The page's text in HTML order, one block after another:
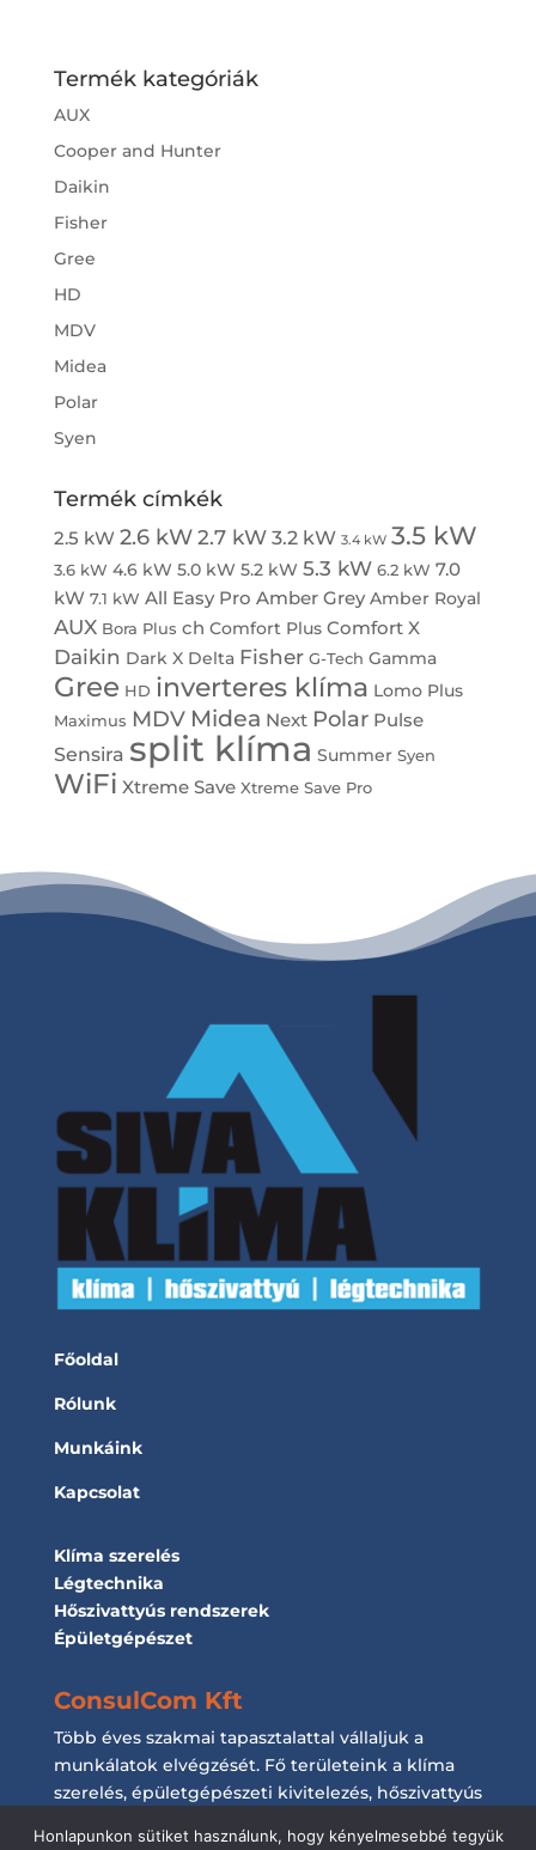
Termék kategóriák
AUX
Cooper and Hunter
Daikin
Fisher
Gree
HD
MDV
Midea
Polar
Syen
Termék címkék
2.5 kW 2.6 kW 2.7 kW 3.2 kW 3.4 kW 3.5 kW
3.6 kW 4.6 kW 5.0 kW 5.2 kW 5.3 kW 6.2 kW 7.0
kW 7.1 kW All Easy Pro Amber Grey Amber Royal
AUX Bora Plus ch Comfort Plus Comfort X
Daikin Dark X Delta Fisher G-Tech Gamma
Gree HD inverteres klíma Lomo Plus
Maximus MDV Midea Next Polar Pulse
Sensira split klíma Summer Syen
WiFi Xtreme Save Xtreme Save Pro
Főoldal
Rólunk
Munkáink
Kapcsolat
Klíma szerelés
Légtechnika
Hőszivattyús rendszerek
Épületgépészet
ConsulCom Kft
Több éves szakmai tapasztalattal vállaljuk a
munkálatok elvégzését. Fő területeink a klíma
szerelés, épületgépészeti kivitelezés, hőszivattyús
Honlapunkon sütiket használunk, hogy kényelmesebbé tegyük